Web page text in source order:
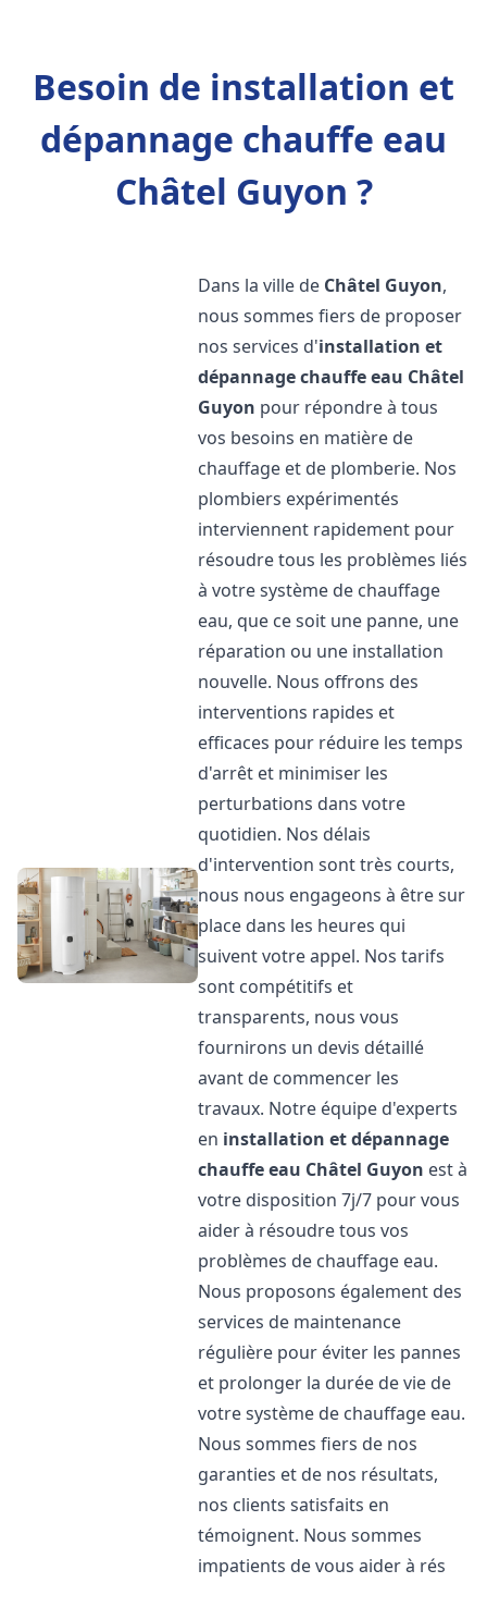
Besoin de installation et
dépannage chauffe eau
Châtel Guyon ?
Dans la ville de Châtel Guyon,
nous sommes fiers de proposer
nos services d'installation et
dépannage chauffe eau Châtel
Guyon pour répondre à tous
vos besoins en matière de
chauffage et de plomberie. Nos
plombiers expérimentés
interviennent rapidement pour
résoudre tous les problèmes liés
à votre système de chauffage
eau, que ce soit une panne, une
réparation ou une installation
nouvelle. Nous offrons des
interventions rapides et
efficaces pour réduire les temps
d'arrêt et minimiser les
perturbations dans votre
quotidien. Nos délais
d'intervention sont très courts,
nous nous engageons à être sur
place dans les heures qui
suivent votre appel. Nos tarifs
sont compétitifs et
transparents, nous vous
fournirons un devis détaillé
avant de commencer les
travaux. Notre équipe d'experts
en installation et dépannage
chauffe eau Châtel Guyon est à
votre disposition 7j/7 pour vous
aider à résoudre tous vos
problèmes de chauffage eau.
Nous proposons également des
services de maintenance
régulière pour éviter les pannes
et prolonger la durée de vie de
votre système de chauffage eau.
Nous sommes fiers de nos
garanties et de nos résultats,
nos clients satisfaits en
témoignent. Nous sommes
impatients de vous aider à rés